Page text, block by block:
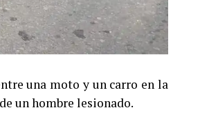
una moto y un carro en la
un hombre lesionado.